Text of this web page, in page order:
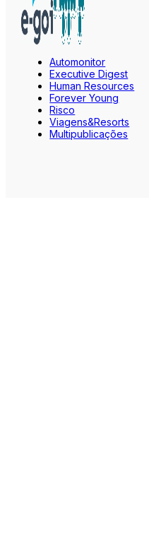
Automonitor
Executive Digest
Human Resources
Forever Young
Risco
Viagens&Resorts
Multipublicações